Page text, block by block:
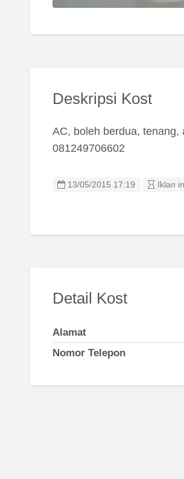
Deskripsi Kost
AC, boleh berdua, tenang,
081249706602
13/05/2015 17:19 Iklan
Detail Kost
Alamat
Nomor Telepon